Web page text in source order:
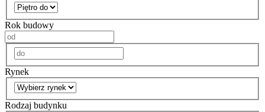
Rok budowy
Rynek
Rodzaj budynku